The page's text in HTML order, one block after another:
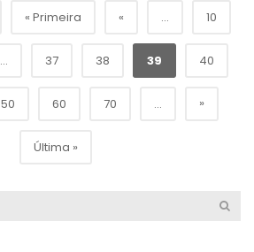
« Primeira « ... 10
... 37 38 39 40
50 60 70 ... »
Última »